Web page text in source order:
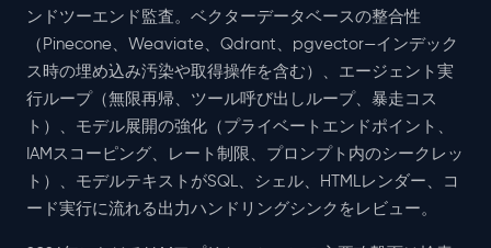
ンドツーエンド監査。ベクターデータベースの整合性
（Pinecone、Weaviate、Qdrant、pgvector—インデック
ス時の埋め込み汚染や取得操作を含む）、エージェント実
行ループ（無限再帰、ツール呼び出しループ、暴走コス
ト）、モデル展開の強化（プライベートエンドポイント、
IAMスコーピング、レート制限、プロンプト内のシークレッ
ト）、モデルテキストがSQL、シェル、HTMLレンダー、コ
ード実行に流れる出力ハンドリングシンクをレビュー。